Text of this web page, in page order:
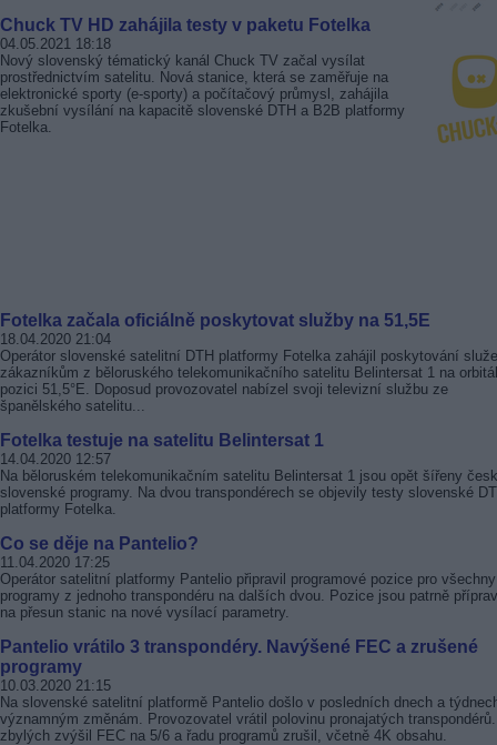
Chuck TV HD zahájila testy v paketu Fotelka
04.05.2021 18:18
Nový slovenský tématický kanál Chuck TV začal vysílat
prostřednictvím satelitu. Nová stanice, která se zaměřuje na
elektronické sporty (e-sporty) a počítačový průmysl, zahájila
zkušební vysílání na kapacitě slovenské DTH a B2B platformy
Fotelka.
Fotelka začala oficiálně poskytovat služby na 51,5E
18.04.2020 21:04
Operátor slovenské satelitní DTH platformy Fotelka zahájil poskytování
zákazníkům z běloruského telekomunikačního satelitu Belintersat 1 na
pozici 51,5°E. Doposud provozovatel nabízel svoji televizní službu ze
španělského satelitu...
Fotelka testuje na satelitu Belintersat 1
14.04.2020 12:57
Na běloruském telekomunikačním satelitu Belintersat 1 jsou opět šířeny
slovenské programy. Na dvou transpondérech se objevily testy slovenské
platformy Fotelka.
Co se děje na Pantelio?
11.04.2020 17:25
Operátor satelitní platformy Pantelio připravil programové pozice pro všechny
programy z jednoho transpondéru na dalších dvou. Pozice jsou patrně
na přesun stanic na nové vysílací parametry.
Pantelio vrátilo 3 transpondéry. Navýšené FEC a zrušené
programy
10.03.2020 21:15
Na slovenské satelitní platformě Pantelio došlo v posledních dnech a
významným změnám. Provozovatel vrátil polovinu pronajatých
zbylých zvýšil FEC na 5/6 a řadu programů zrušil, včetně 4K obsahu.